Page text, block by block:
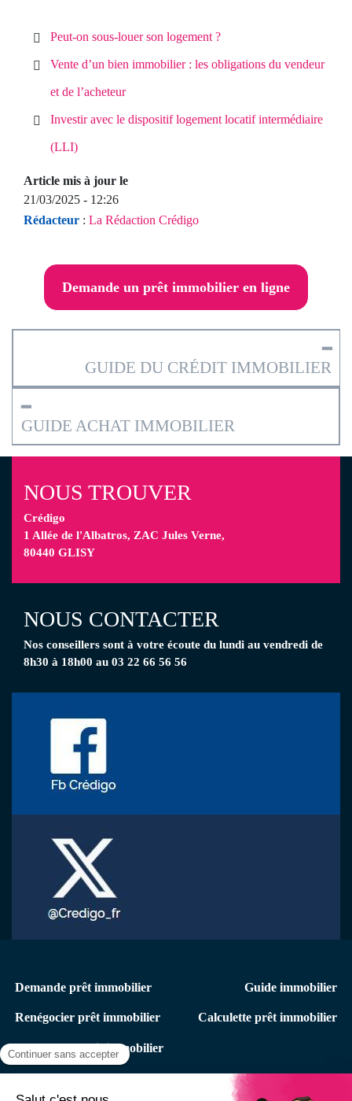
Peut-on sous-louer son logement ?
Vente d’un bien immobilier : les obligations du vendeur
et de l’acheteur
Investir avec le dispositif logement locatif intermédiaire
(LLI)
Article mis à jour le
21/03/2025 - 12:26
Rédacteur : La Rédaction Crédigo
Demande un prêt immobilier en ligne
━
GUIDE DU CRÉDIT IMMOBILIER
━
GUIDE ACHAT IMMOBILIER
NOUS TROUVER
Crédigo
1 Allée de l'Albatros, ZAC Jules Verne,
80440 GLISY
NOUS CONTACTER
Nos conseillers sont à votre écoute du lundi au vendredi de
8h30 à 18h00 au 03 22 66 56 56
Menu
immo
Demande prêt immobilier Guide immobilier
Renégocier prêt immobilier Calculette prêt immobilier
Rachat de crédit immobilier
Menu